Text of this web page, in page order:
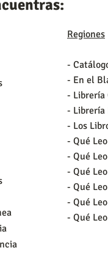
Regiones
-
- En el
- Librería
- Librería
- Los
- Qué
- Qué
- Qué
- Qué
- Qué
- Qué